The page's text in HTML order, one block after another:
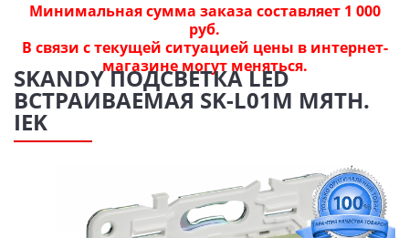
Минимальная сумма заказа составляет 1 000
руб.
В связи с текущей ситуацией цены в интернет-
магазине могут меняться.
SKANDY ПОДСВЕТКА LED
ВСТРАИВАЕМАЯ SK-L01M МЯТН.
IEK